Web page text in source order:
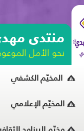
منتدى
نحو الأمل
المخيّم الكشفي
المخيّم الإعلامي